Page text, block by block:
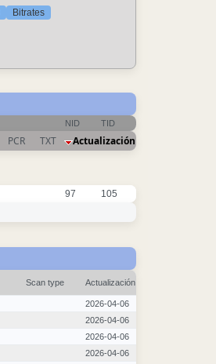
Bitrates
NID TID
PCR TXT Actualización
97 105
Scan type Actualización
2026-04-06
2026-04-06
2026-04-06
2026-04-06